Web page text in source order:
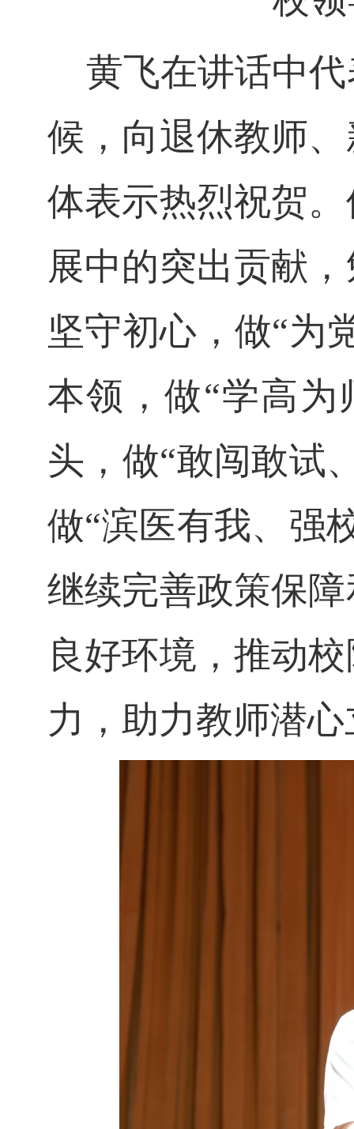
黄飞在讲话中
候，向退休教师
体表示热烈祝贺
展中的突出贡献
坚守初心，做“为
本领，做“学高
头，做“敢闯敢试
做“滨医有我、强
继续完善政策保
良好环境，推动
力，助力教师潜